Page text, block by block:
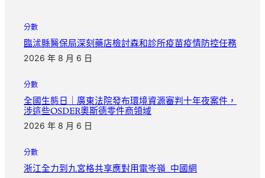
分數
臨沭縣醫保局深刻藥店檢討森和診所疫苗疫情防控任務
2026 年 8 月 6 日
分數
全國生態日｜廣東法院發布環境資源審判十年夜案件，
涉這些OSDER奧斯德零件商領域
2026 年 8 月 6 日
分數
浙江全力到九宮格共享應對用電岑嶺_中國網